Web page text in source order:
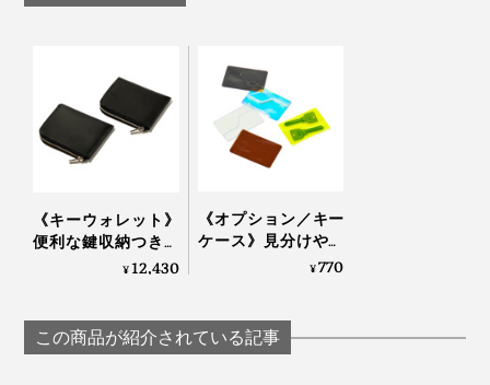
《キーウォレット》
便利な鍵収納つき！
デッドスペースがな
¥12,430
《オプション／キー
ケース》見分けやす
いクリア素材、カー
ーケース（2本
用）」｜sugata
¥770
この商品が紹介されている記事